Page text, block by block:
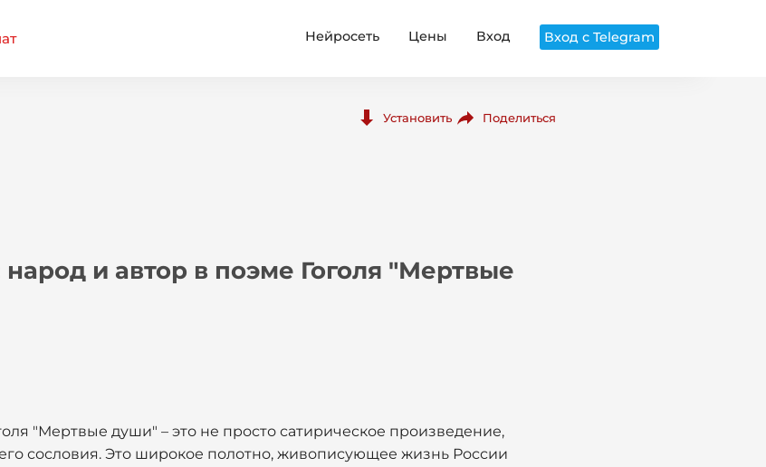
Нейросеть Цены Вход Вход с Telegram
Установить Поделиться
и автор в поэме Гоголя "Мертвые
"Мертвые души" – это не просто сатирическое произведение,
сословия. Это широкое полотно, живописующее жизнь России